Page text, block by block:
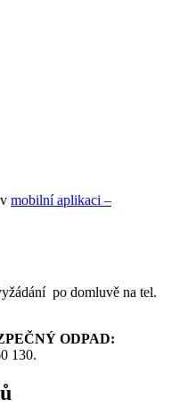
mobilní aplikaci –
po domluvě na tel.
ODPAD:
130.